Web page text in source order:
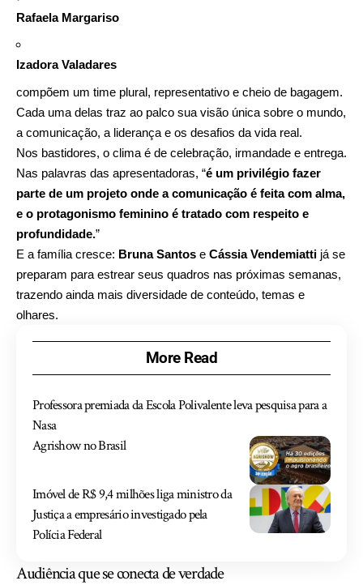
Rafaela Margariso
Izadora Valadares
compõem um time plural, representativo e cheio de bagagem.
Cada uma delas traz ao palco sua visão única sobre o mundo,
a comunicação, a liderança e os desafios da vida real.
Nos bastidores, o clima é de celebração, irmandade e entrega.
Nas palavras das apresentadoras, “é um privilégio fazer
parte de um projeto onde a comunicação é feita com alma,
e o protagonismo feminino é tratado com respeito e
profundidade.”
E a família cresce: Bruna Santos e Cássia Vendemiatti já se
preparam para estrear seus quadros nas próximas semanas,
trazendo ainda mais diversidade de conteúdo, temas e
olhares.
More Read
Professora premiada da Escola Polivalente leva pesquisa para a
Nasa
Agrishow no Brasil
Imóvel de R$ 9,4 milhões liga ministro da
Justiça a empresário investigado pela
Polícia Federal
Audiência que se conecta de verdade